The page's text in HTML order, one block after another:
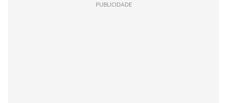
PUBLICIDADE